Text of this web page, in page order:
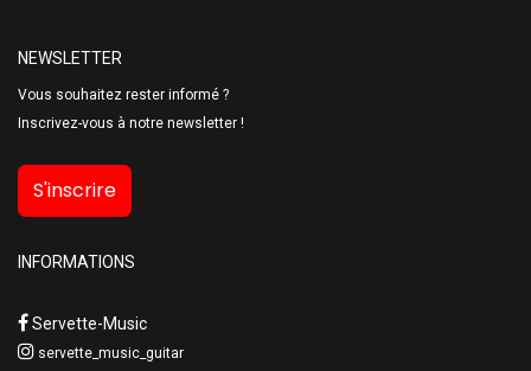
NEWSLETTER
Vous souhaitez rester informé ?
Inscrivez-vous à notre newsletter !
S'inscrire
INFORMATIONS
Servette-Music
servette_music_guitar